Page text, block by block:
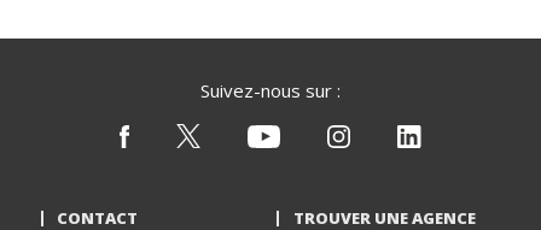
Suivez-nous sur :
CONTACT TROUVER UNE AGENCE